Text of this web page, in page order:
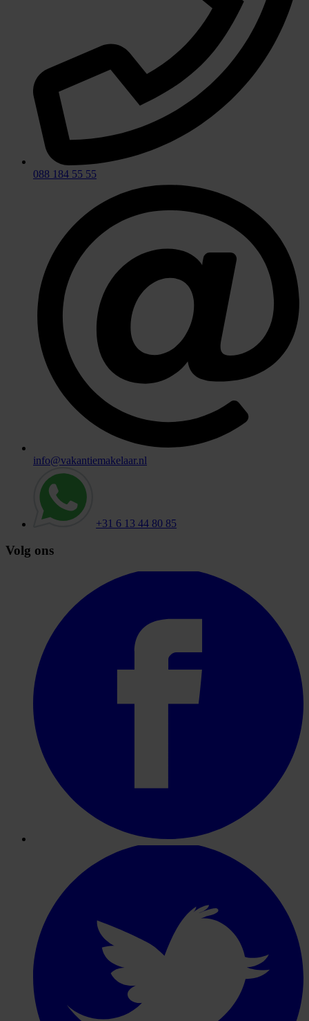
088 184 55 55
info@vakantiemakelaar.nl
+31 6 13 44 80 85
Volg ons